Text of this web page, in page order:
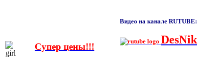
Супер цены!!!
Видео на канале RUTUBE:
DesNik